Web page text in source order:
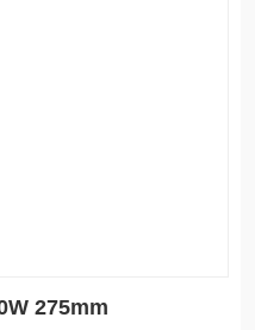
275mm